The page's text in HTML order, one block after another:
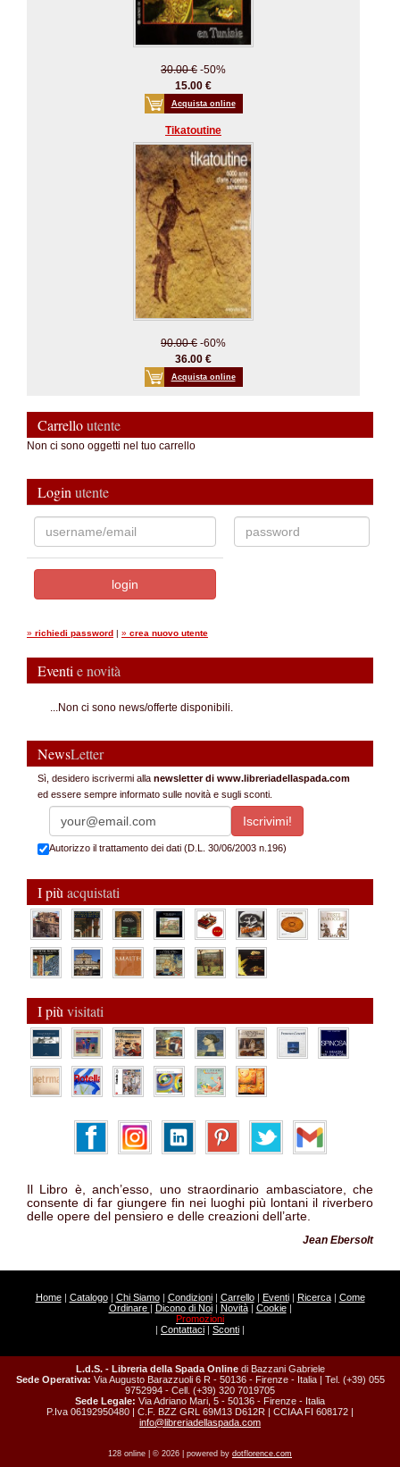
30.00 € -50%
15.00 €
Acquista online
Tikatoutine
90.00 € -60%
36.00 €
Acquista online
Carrelloutente
Non ci sono oggetti nel tuo carrello
Login utente
» richiedi password | » crea nuovo utente
Eventi e novità
...Non ci sono news/offerte disponibili.
NewsLetter
Sì, desidero iscrivermi alla newsletter di www.libreriadellaspada.com
ed essere sempre informato sulle novità e sugli sconti.
Autorizzo il trattamento dei dati (D.L. 30/06/2003 n.196)
I più acquistati
I più visitati
Il Libro è, anch’esso, uno straordinario ambasciatore, che
consente di far giungere fin nei luoghi più lontani il riverbero
delle opere del pensiero e delle creazioni dell’arte.
Jean Ebersolt
Home| Catalogo| Chi Siamo| Condizioni| Carrello| Eventi| Ricerca| Come
Ordinare | Dicono di Noi| Novità| Cookie|
Promozioni
| Contattaci | Sconti |
L.d.S. - Libreria della Spada Online di Bazzani Gabriele
Sede Operativa: Via Augusto Barazzuoli 6 R - 50136 - Firenze - Italia | Tel. (+39) 055
9752994 - Cell. (+39) 320 7019705
Sede Legale: Via Adriano Mari, 5 - 50136 - Firenze - Italia
P.Iva 06192950480 | C.F. BZZ GRL 69M13 D612R | CCIAA FI 608172 |
info@libreriadellaspada.com
128 online | © 2026 | powered by dotflorence.com